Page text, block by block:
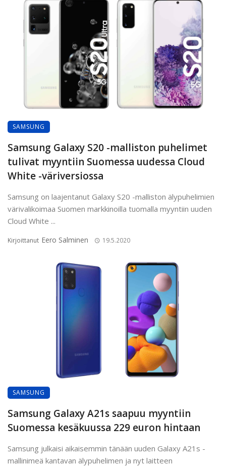
SAMSUNG
Samsung Galaxy S20 -malliston puhelimet
tulivat myyntiin Suomessa uudessa Cloud
White -väriversiossa
Samsung on laajentanut Galaxy S20 -malliston älypuhelimien
värivalikoimaa Suomen markkinoilla tuomalla myyntiin uuden
Cloud White ...
Kirjoittanut Eero Salminen 19.5.2020
SAMSUNG
Samsung Galaxy A21s saapuu myyntiin
Suomessa kesäkuussa 229 euron hintaan
Samsung julkaisi aikaisemmin tänään uuden Galaxy A21s -
mallinimeä kantavan älypuhelimen ja nyt laitteen